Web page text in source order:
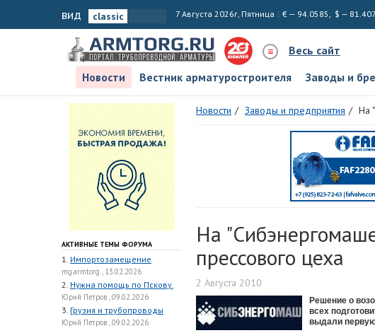
вид 7 Августа 2026г, Пятница € — 94.0585, $ —
Весь сайт
Новости
Вестник арматуростроителя Заводы и
АКТИВНЫЕ ТЕМЫ ФОРУМА
1. Импортозамещение
mg.armtorg , 13.02.2026
2. Нужна помощь по Пскову.
Юрий Петров , 09.02.2026
3. Грузия и трубопроводы
Юрий Петров , 09.02.2026
Новости Заводы и предприятия На
На
прессового цеха
2 Августа 2010
Решение о
всех
выдали первую